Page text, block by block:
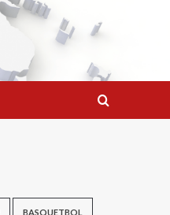
BASQUETBOL